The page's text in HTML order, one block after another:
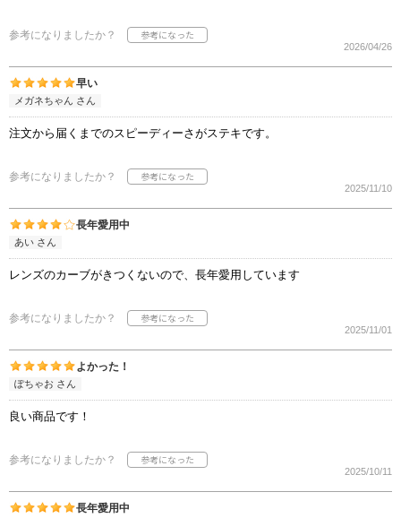
参考になりましたか？
2026/04/26
早い
メガネちゃん さん
注文から届くまでのスピーディーさがステキです。
参考になりましたか？
2025/11/10
長年愛用中
あい さん
レンズのカーブがきつくないので、長年愛用しています
参考になりましたか？
2025/11/01
よかった！
ぽちゃお さん
良い商品です！
参考になりましたか？
2025/10/11
長年愛用中